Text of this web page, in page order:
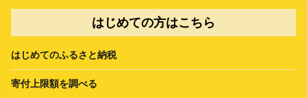
はじめての方はこちら
はじめてのふるさと納税
寄付上限額を調べる